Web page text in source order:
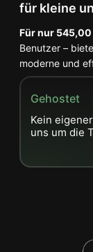
für kleine
Für nur
Benutzer –
moderne und
Gehostet
Kein
uns um die